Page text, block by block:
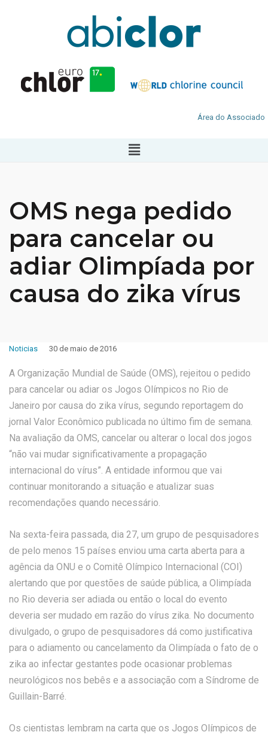
Área do Associado
OMS nega pedido
para cancelar ou
adiar Olimpíada por
causa do zika vírus
Noticias 30 de maio de 2016
A Organização Mundial de Saúde (OMS), rejeitou o pedido
para cancelar ou adiar os Jogos Olímpicos no Rio de
Janeiro por causa do zika vírus, segundo reportagem do
jornal Valor Econômico publicada no último fim de semana.
Na avaliação da OMS, cancelar ou alterar o local dos jogos
“não vai mudar significativamente a propagação
internacional do vírus”. A entidade informou que vai
continuar monitorando a situação e atualizar suas
recomendações quando necessário.
Na sexta-feira passada, dia 27, um grupo de pesquisadores
de pelo menos 15 países enviou uma carta aberta para a
agência da ONU e o Comitê Olímpico Internacional (COI)
alertando que por questões de saúde pública, a Olimpíada
no Rio deveria ser adiada ou então o local do evento
deveria ser mudado em razão do vírus zika. No documento
divulgado, o grupo de pesquisadores dá como justificativa
para o adiamento ou cancelamento da Olimpíada o fato de o
zika ao infectar gestantes pode ocasionar problemas
neurológicos nos bebês e a associação com a Síndrome de
Guillain-Barré.
Os cientistas lembram na carta que os Jogos Olímpicos de